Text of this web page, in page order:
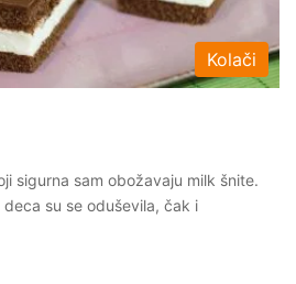
Kolači
sigurna sam obožavaju milk šnite.
su se oduševila, čak i